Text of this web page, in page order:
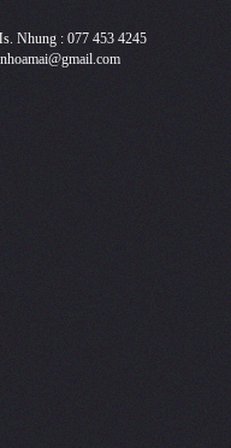
Nhung : 077 453 4245